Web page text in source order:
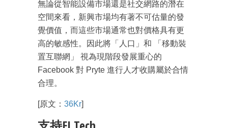
無論從智能設備市場還是社交網路的潛在
空間來看，新興市場均有著不可估量的發
覺價值，而這些市場通常也對價格具有更
高的敏感性。因此將「人口」和 「移動裝
置互聯網」 視為現階段發展重心的
Facebook 對 Pryte 進行人才收購屬於合情
合理。
[原文： 36Kr]
成為 EJ Tech 會員
箱！